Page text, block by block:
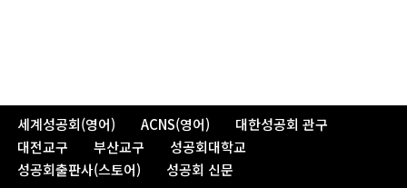
세계성공회(영어) ACNS(영어)
대한성공회 관구
대전교구
부산교구
성공회대학교
성공회출판사(스토어)
성공회 신문